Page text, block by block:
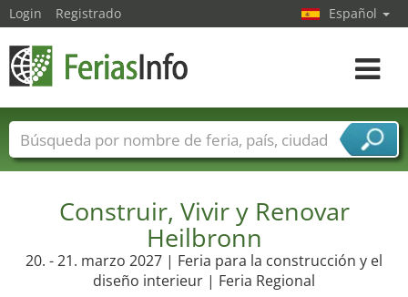
Construir, Vivir y Renovar
Heilbronn
20. - 21. marzo 2027 | Feria para la construcción y el
diseño interieur | Feria Regional
Login Registrado Español
toggle
Nombres de ferias Países
Ciudades
Sectores de proveedor de servicios